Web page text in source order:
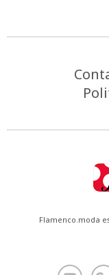
Flamenco.moda